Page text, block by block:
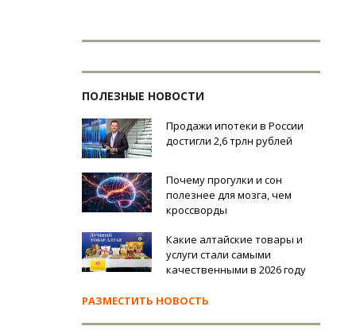
ПОЛЕЗНЫЕ НОВОСТИ
Продажи ипотеки в России
достигли 2,6 трлн рублей
Почему прогулки и сон
полезнее для мозга, чем
кроссворды
Какие алтайские товары и
услуги стали самыми
качественными в 2026 году
РАЗМЕСТИТЬ НОВОСТЬ